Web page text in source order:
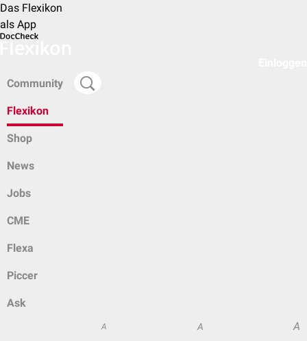
Das Flexikon
als App
Community
Flexikon
Shop
News
Jobs
CME
Flexa
Piccer
Ask
A A A